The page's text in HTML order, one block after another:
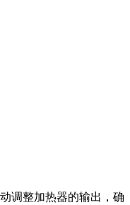
调整加热器的输出，确